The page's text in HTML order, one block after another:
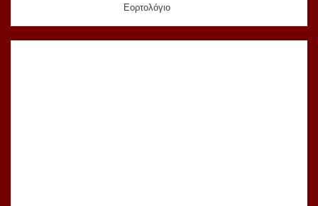
Εορτολόγιο